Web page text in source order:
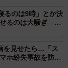
ました。
スマホゲームを
るのは9時」とか決
るのは大騒ぎ つ
を見せたら…「ス
ホ紛失事故を防ぐ